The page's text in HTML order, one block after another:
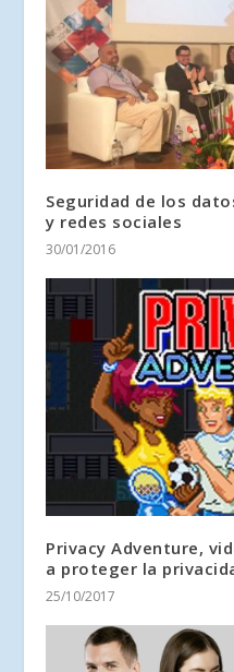
Seguridad de los
y redes sociales
30/01/2016
Privacy Adventure,
a proteger la
25/10/2017